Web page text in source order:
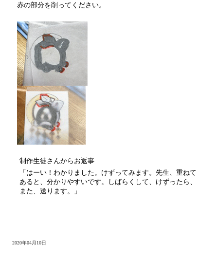
赤の部分を削ってください。
制作生徒さんからお返事
「はーい！わかりました。けずってみます。先生、重ねて
あると、分かりやすいです。しばらくして、けずったら、
また、送ります。」
2020年04月10日